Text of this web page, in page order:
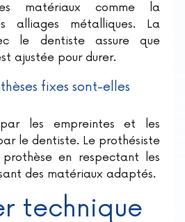
matériaux comme la
alliages métalliques. La
le dentiste assure que
ajustée pour durer.
fixes sont-elles
par les empreintes et les
le dentiste. Le prothésiste
en respectant les
des matériaux adaptés.
technique